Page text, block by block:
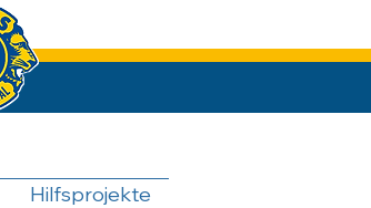
Hilfsprojekte